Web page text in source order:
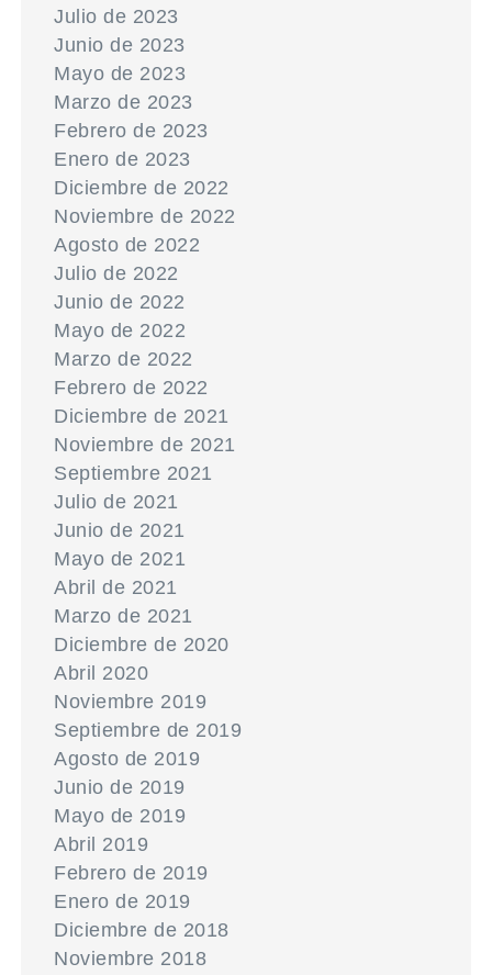
Julio de 2023
Junio de 2023
Mayo de 2023
Marzo de 2023
Febrero de 2023
Enero de 2023
Diciembre de 2022
Noviembre de 2022
Agosto de 2022
Julio de 2022
Junio de 2022
Mayo de 2022
Marzo de 2022
Febrero de 2022
Diciembre de 2021
Noviembre de 2021
Septiembre 2021
Julio de 2021
Junio de 2021
Mayo de 2021
Abril de 2021
Marzo de 2021
Diciembre de 2020
Abril 2020
Noviembre 2019
Septiembre de 2019
Agosto de 2019
Junio de 2019
Mayo de 2019
Abril 2019
Febrero de 2019
Enero de 2019
Diciembre de 2018
Noviembre 2018